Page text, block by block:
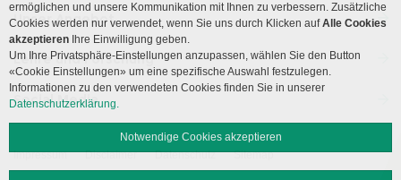
Unser Angebot
Lehre und Forschung
Social Media
Impressum Disclaimer Datenschutz Sitemap
ermöglichen und unsere Kommunikation mit Ihnen zu verbessern. Zusätzliche
Cookies werden nur verwendet, wenn Sie uns durch Klicken aufAlle Cookies
akzeptieren Ihre Einwilligung geben.
Um Ihre Privatsphäre-Einstellungen anzupassen, wählen Sie den Button
«Cookie Einstellungen» um eine spezifische Auswahl festzulegen.
Informationen zu den verwendeten Cookies finden Sie in unserer
Datenschutzerklärung.
Notwendige Cookies akzeptieren